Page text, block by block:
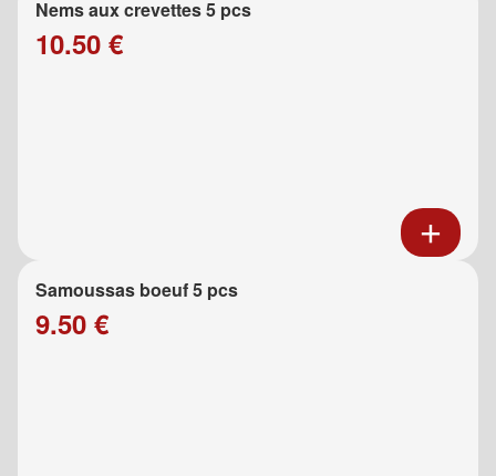
Nems aux crevettes 5 pcs
10.50 €
Samoussas boeuf 5 pcs
9.50 €